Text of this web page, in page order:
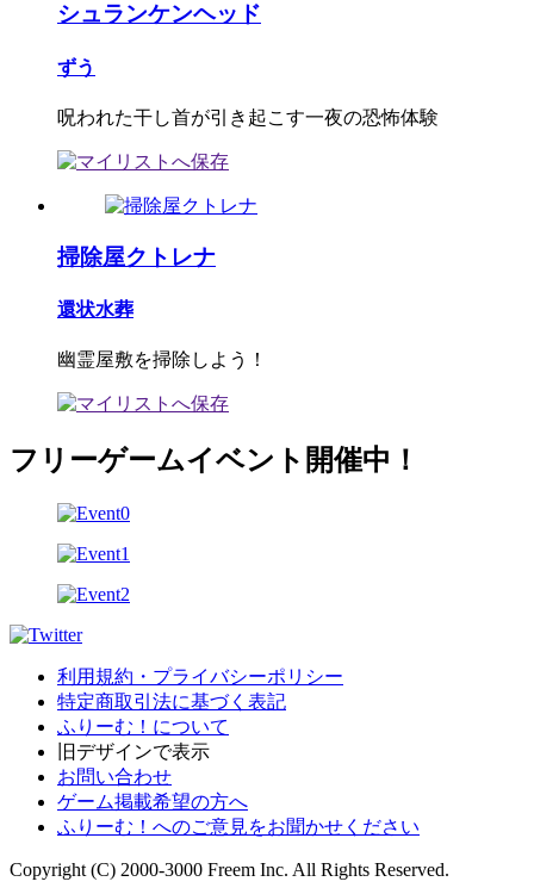
シュランケンヘッド
ずう
呪われた干し首が引き起こす一夜の恐怖体験
掃除屋クトレナ
還状水葬
幽霊屋敷を掃除しよう！
フリーゲームイベント開催中！
利用規約・プライバシーポリシー
特定商取引法に基づく表記
ふりーむ！について
旧デザインで表示
お問い合わせ
ゲーム掲載希望の方へ
ふりーむ！へのご意見をお聞かせください
Copyright (C) 2000-3000 Freem Inc. All Rights Reserved.